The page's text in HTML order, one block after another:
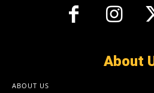
About
ABOUT US